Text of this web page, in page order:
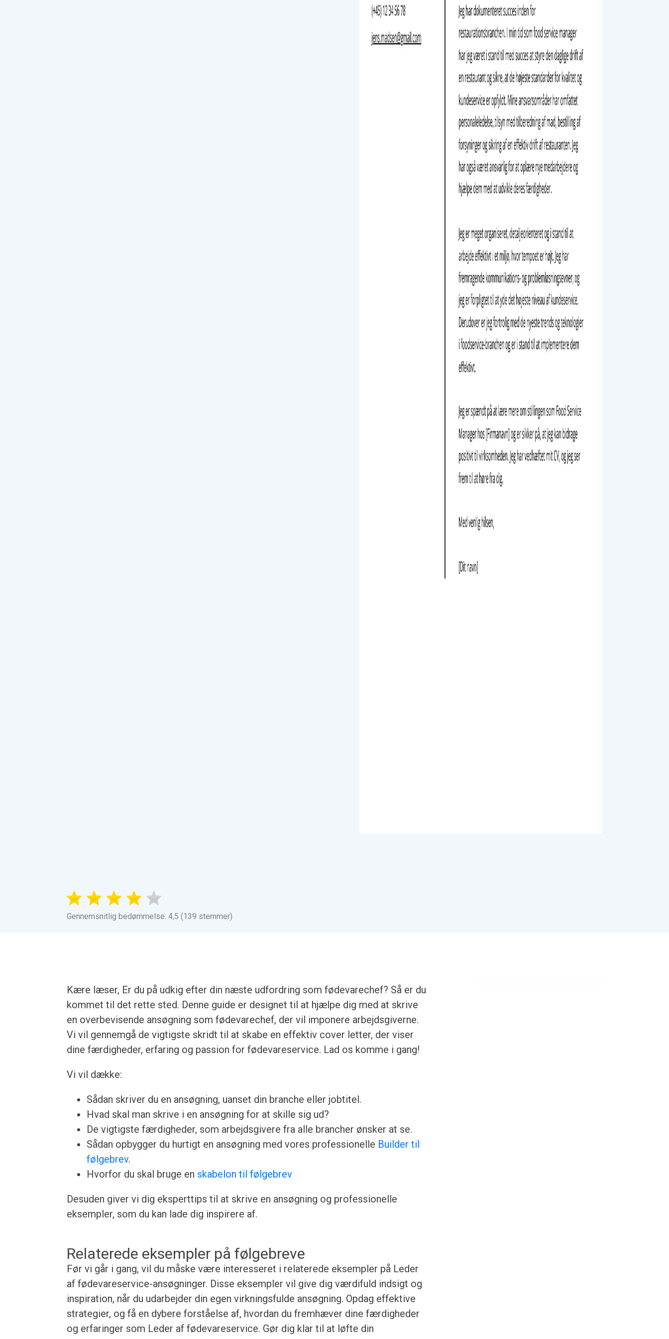
Gennemsnitlig bedømmelse: 4,5 (139 stemmer)
Kære læser, Er du på udkig efter din næste udfordring som fødevarechef? Så er du
kommet til det rette sted. Denne guide er designet til at hjælpe dig med at skrive
en overbevisende ansøgning som fødevarechef, der vil imponere arbejdsgiverne.
Vi vil gennemgå de vigtigste skridt til at skabe en effektiv cover letter, der viser
dine færdigheder, erfaring og passion for fødevareservice. Lad os komme i gang!
Vi vil dække:
Sådan skriver du en ansøgning, uanset din branche eller jobtitel.
Hvad skal man skrive i en ansøgning for at skille sig ud?
De vigtigste færdigheder, som arbejdsgivere fra alle brancher ønsker at se.
Sådan opbygger du hurtigt en ansøgning med vores professionelle Builder til
følgebrev.
Hvorfor du skal bruge en skabelon til følgebrev
Desuden giver vi dig eksperttips til at skrive en ansøgning og professionelle
eksempler, som du kan lade dig inspirere af.
Relaterede eksempler på følgebreve
Før vi går i gang, vil du måske være interesseret i relaterede eksempler på Leder
af fødevareservice-ansøgninger. Disse eksempler vil give dig værdifuld indsigt og
inspiration, når du udarbejder din egen virkningsfulde ansøgning. Opdag effektive
strategier, og få en dybere forståelse af, hvordan du fremhæver dine færdigheder
og erfaringer som Leder af fødevareservice. Gør dig klar til at løfte din